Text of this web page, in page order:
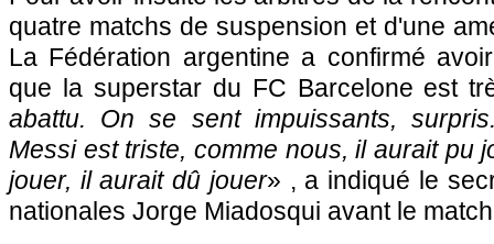
quatre matchs de suspension et d'une
La Fédération argentine a confirmé
que la superstar du FC Barcelone est
abattu. On se sent impuissants,
Messi est triste, comme nous, il aurait pu
jouer, il aurait dû jouer» , a indiqué le
nationales Jorge Miadosqui avant le